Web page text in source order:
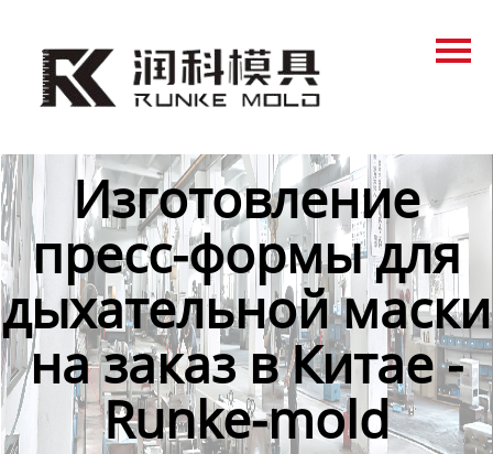
Продукция
Контакты
Изготовление
пресс-формы для
дыхательной маски
на заказ в Китае -
Runke-mold